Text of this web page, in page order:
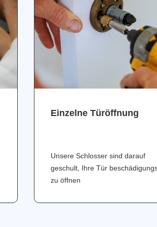
Einzelne Türöffnung
Unsere Schlosser sind darauf
geschult, Ihre Tür
zu öffnen